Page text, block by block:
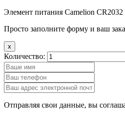
Элемент питания Camelion
Просто заполните форму и ваш
x
Количество:
Отправляя свои данные, вы